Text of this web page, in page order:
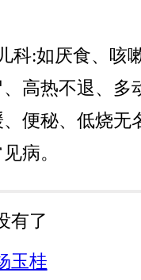
:如厌食、咳嗽
高热不退、多
便秘、低烧无
病。
有了
玉桂